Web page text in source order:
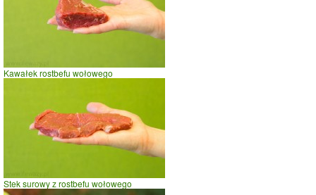
Kawałek rostbefu wołowego
Stek surowy z rostbefu wołowego